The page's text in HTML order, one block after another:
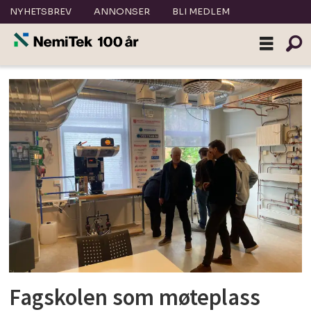
NYHETSBREV ANNONSER BLI MEDLEM
Tag:
nemitek
bergen
Fagskolen som møteplass